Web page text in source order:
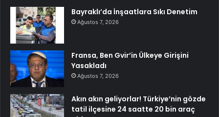
Bayraklı’da İnşaatlara Sıkı Denetim
Ağustos 7, 2026
Fransa, Ben Gvir’in Ülkeye Girişini
Yasakladı
Ağustos 7, 2026
Akın akın geliyorlar! Türkiye’nin gözde
tatil ilçesine 24 saatte 20 bin araç